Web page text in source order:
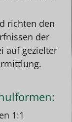
richten den
der
auf gezielter
1:1